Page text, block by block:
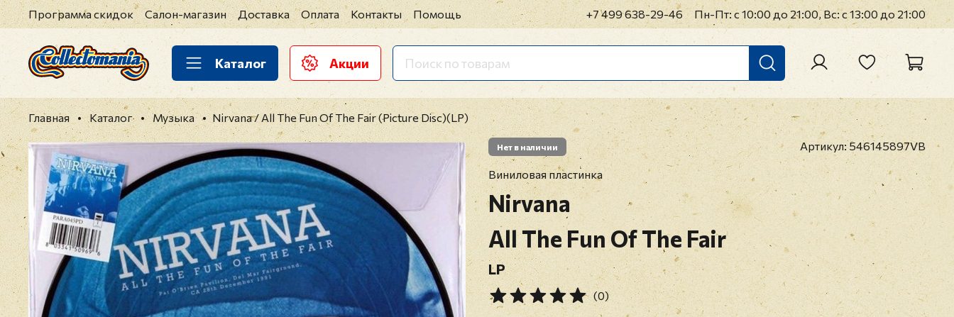
Программа скидок Салон-магазин Доставка Оплата Контакты Помощь +7 499 638-29-46 Пн-Пт: с 10:00 до 21:00, Вс: с 13:00 до 21:00
Каталог Акции
Главная Каталог Музыка Nirvana / All The Fun Of The Fair (Picture Disc)(LP)
Нет в наличии Артикул:546145897VB
Виниловая пластинка
Nirvana
All The Fun Of The Fair
LP
(0)